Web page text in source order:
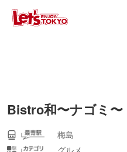
Bistro和〜ナゴミ〜
梅島
グルメ